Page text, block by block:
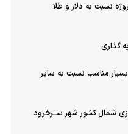
نسبت به دلار و طلا
گذاری
مناسب نسبت به سایر
شمال کشور شهر ســرخرود